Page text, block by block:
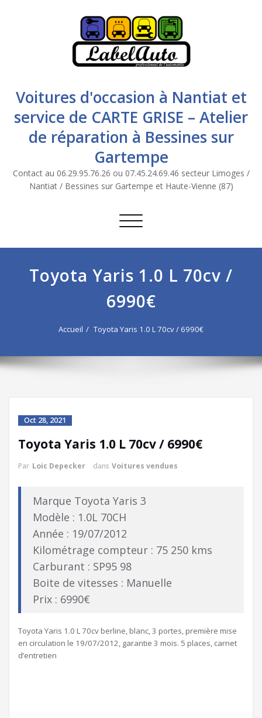
Voitures d'occasion à Nantiat et
service de CARTE GRISE – Atelier
de réparation à Bessines sur
Gartempe
Contact au 06.29.95.76.26 ou 07.45.24.69.46 secteur Limoges /
Nantiat / Bessines sur Gartempe et Haute-Vienne (87)
Afficher/masquer la navigation
Toyota Yaris 1.0 L 70cv /
6990€
Accueil Toyota Yaris 1.0 L 70cv / 6990€
Oct 28, 2021
Toyota Yaris 1.0 L 70cv / 6990€
Par Loic Depecker dans Voitures vendues
Marque Toyota Yaris 3
Modèle : 1.0L 70CH
Année : 19/07/2012
Kilométrage compteur : 75 250 kms
Carburant : SP95 98
Boite de vitesses : Manuelle
Prix : 6990€
Toyota Yaris 1.0 L 70cv berline, blanc, 3 portes, première mise
en circulation le 19/07/2012, garantie 3 mois. 5 places, carnet
d’entretien